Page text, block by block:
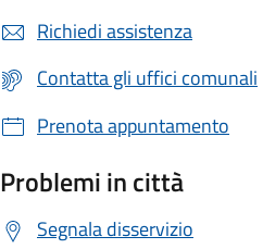
Richiedi assistenza
Contatta gli uffici comunali
Prenota appuntamento
Problemi in città
Segnala disservizio